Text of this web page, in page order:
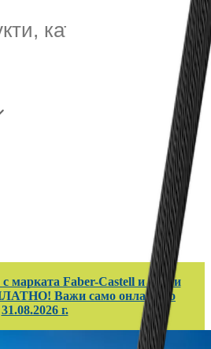
марката Faber-Castell и вземи
Важи само онлайн до
31.08.2026 г.